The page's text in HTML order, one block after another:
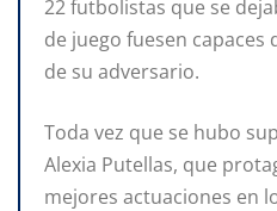
22 futbolistas que se
de juego fuesen capaces
de su adversario.
Toda vez que se hubo
Alexia Putellas, que
mejores actuaciones en